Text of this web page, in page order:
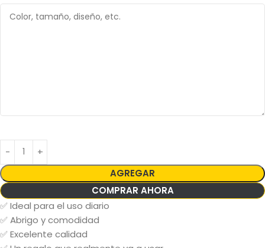
AGREGAR
COMPRAR AHORA
✅ Ideal para el uso diario
✅ Abrigo y comodidad
✅ Excelente calidad